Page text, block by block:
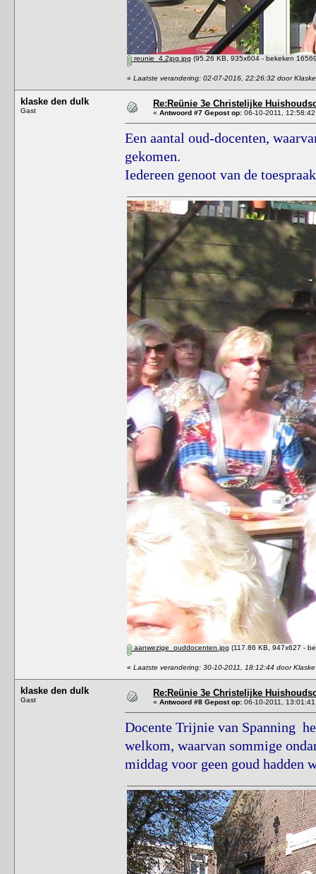
reunie_4.2jpg.jpg (95.26 KB, 935x604 - bekeken
« Laatste verandering: 02-07-2016, 22:26:32 door
klaske den dulk
Gast
Re:Reünie 3e Christelijke
« Antwoord #7 Gepost op: 06-10-2011,
Een aantal oud-docenten,
gekomen.
Iedereen genoot van de
aanwezige_ouddocenten.jpg (117.86 KB, 947x627 -
« Laatste verandering: 30-10-2011, 18:12:44 door
klaske den dulk
Gast
Re:Reünie 3e Christelijke
« Antwoord #8 Gepost op: 06-10-2011,
Docente Trijnie van Spanning
welkom, waarvan sommige
middag voor geen goud hadden